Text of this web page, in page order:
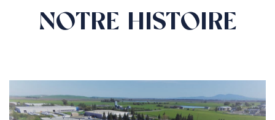
NOTRE HISTOIRE